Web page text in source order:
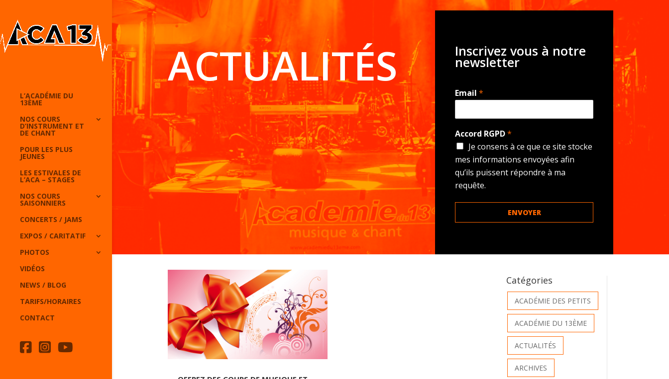
L’ACADÉMIE DU
13ÈME
NOS COURS
D’INSTRUMENT ET
DE CHANT
POUR LES PLUS
JEUNES
LES ESTIVALES DE
L’ACA – STAGES
NOS COURS
SAISONNIERS
CONCERTS / JAMS
EXPOS / CARITATIF
PHOTOS
VIDÉOS
NEWS / BLOG
TARIFS/HORAIRES
CONTACT
ACTUALITÉS Inscrivez vous à notre
newsletter
Email*
Accord RGPD*
Je consens à ce que ce site stocke
mes informations envoyées afin
qu’ils puissent répondre à ma
requête.
ENVOYER
Catégories
ACADÉMIE DES PETITS
ACADÉMIE DU 13ÈME
ACTUALITÉS
ARCHIVES